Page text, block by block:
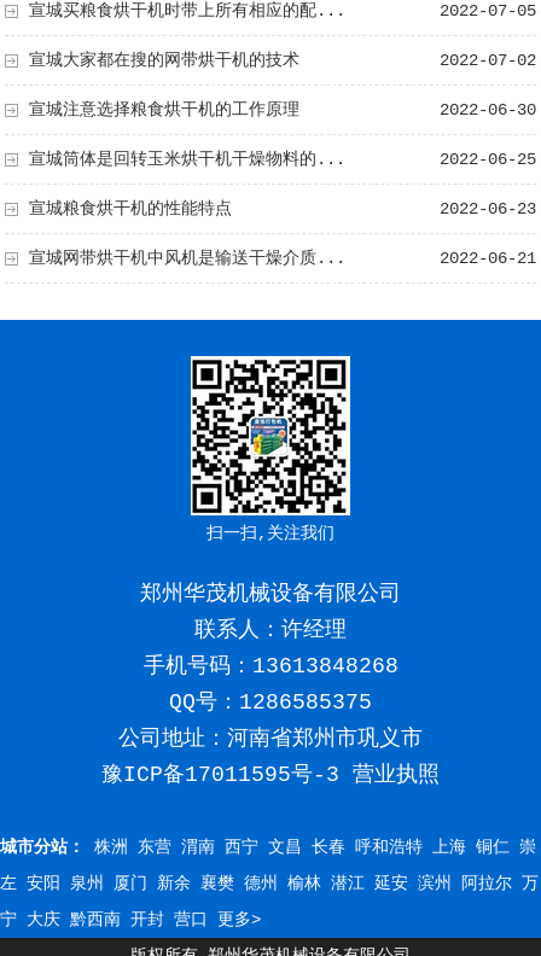
2022-07-05
宣城买粮食烘干机时带上所有相应的配...
2022-07-02
宣城大家都在搜的网带烘干机的技术
2022-06-30
宣城注意选择粮食烘干机的工作原理
2022-06-25
宣城筒体是回转玉米烘干机干燥物料的...
2022-06-23
宣城粮食烘干机的性能特点
2022-06-21
宣城网带烘干机中风机是输送干燥介质...
扫一扫,关注我们
郑州华茂机械设备有限公司
联系人：许经理
手机号码： 13613848268
QQ号：1286585375
公司地址：河南省郑州市巩义市
豫ICP备17011595号-3 营业执照
城市分站： 株洲 东营 渭南 西宁 文昌 长春 呼和浩特 上海 铜仁 崇
左 安阳 泉州 厦门 新余 襄樊 德州 榆林 潜江 延安 滨州 阿拉尔 万
宁 大庆 黔西南 开封 营口
更多>